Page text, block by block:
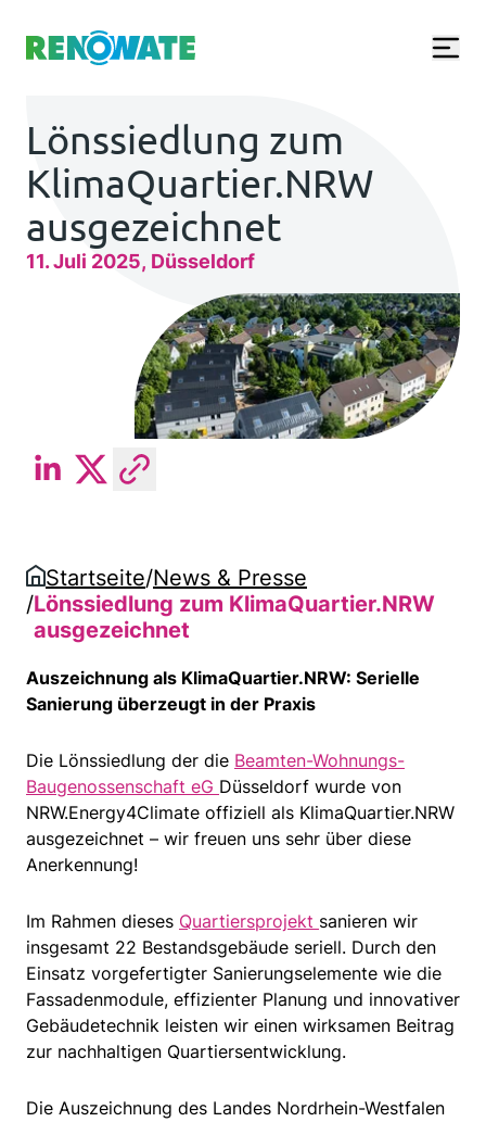
11. Juli 2025 Düsseldorf
Lönssiedlung zum
KlimaQuartier.NRW
ausgezeichnet
Startseite/News & Presse
/Lönssiedlung zum KlimaQuartier.NRW
ausgezeichnet
Auszeichnung als KlimaQuartier.NRW: Serielle
Sanierung überzeugt in der Praxis
Die Lönssiedlung der die Beamten-Wohnungs-
Baugenossenschaft eG Düsseldorf wurde von
NRW.Energy4Climate offiziell als KlimaQuartier.NRW
ausgezeichnet – wir freuen uns sehr über diese
Anerkennung!
Im Rahmen dieses Quartiersprojekt sanieren wir
insgesamt 22 Bestandsgebäude seriell. Durch den
Einsatz vorgefertigter Sanierungselemente wie die
Fassadenmodule, effizienter Planung und innovativer
Gebäudetechnik leisten wir einen wirksamen Beitrag
zur nachhaltigen Quartiersentwicklung.
Die Auszeichnung des Landes Nordrhein-Westfalen